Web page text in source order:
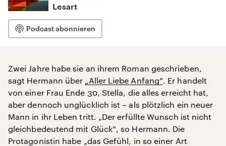
Lesart
Podcast abonnieren
Zwei Jahre habe sie an ihrem Roman geschrieben,
sagt Hermann über „Aller Liebe Anfang“. Er handelt
von einer Frau Ende 30, Stella, die alles erreicht hat,
aber dennoch unglücklich ist – als plötzlich ein neuer
Mann in ihr Leben tritt. „Der erfüllte Wunsch ist nicht
gleichbedeutend mit Glück“, so Hermann. Die
Protagonistin habe „das Gefühl, in so einer Art